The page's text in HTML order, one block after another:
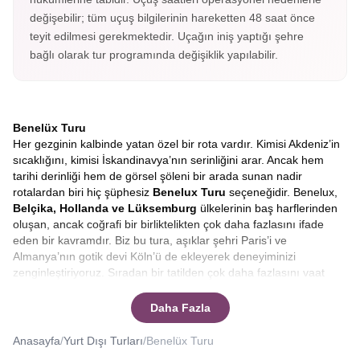
değişebilir; tüm uçuş bilgilerinin hareketten 48 saat önce
teyit edilmesi gerekmektedir. Uçağın iniş yaptığı şehre
bağlı olarak tur programında değişiklik yapılabilir.
Benelüx Turu
Her gezginin kalbinde yatan özel bir rota vardır. Kimisi Akdeniz’in
sıcaklığını, kimisi İskandinavya’nın serinliğini arar. Ancak hem
tarihi derinliği hem de görsel şöleni bir arada sunan nadir
rotalardan biri hiç şüphesiz Benelux Turu seçeneğidir. Benelux,
Belçika, Hollanda ve Lüksemburg ülkelerinin baş harflerinden
oluşan, ancak coğrafi bir birliktelikten çok daha fazlasını ifade
eden bir kavramdır. Biz bu tura, aşıklar şehri Paris’i ve
Almanya’nın gotik devi Köln’ü de ekleyerek deneyiminizi
zenginleştiriyoruz. Sıradan bir tatilden çok daha fazlasını vaat
, her anı dolu dolu yaşayacağınız bir macera sizleri
bekliyor. Bu kapsamlı program, Benelux Turu Fiyatları, erken
rezervasyon avantajları ve single farkı olmadan katılabilme
Daha Fazla
Anasayfa/Yurt Dışı Turları/Benelüx Turu